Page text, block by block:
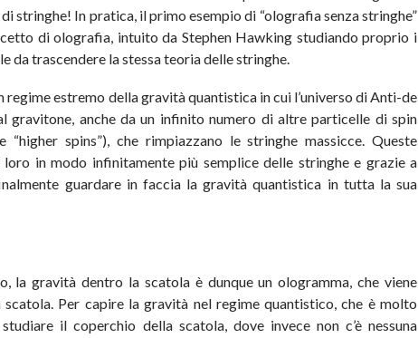
stringhe! In pratica, il primo esempio di “olografia senza stringhe”
di olografia, intuito da Stephen Hawking studiando proprio i
da trascendere la stessa teoria delle stringhe.
regime estremo della gravità quantistica in cui l’universo di Anti-de
gravitone, anche da un infinito numero di altre particelle di spin
“higher spins”), che rimpiazzano le stringhe massicce. Queste
in modo infinitamente più semplice delle stringhe e grazie a
guardare in faccia la gravità quantistica in tutta la sua
la gravità dentro la scatola è dunque un ologramma, che viene
Per capire la gravità nel regime quantistico, che è molto
il coperchio della scatola, dove invece non c’è nessuna